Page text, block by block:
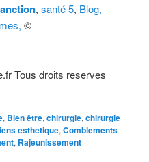
, santé 5, Blog,
©
Tous droits reserves
, Bien être,chirurgie,chirurgie
esthetique,Comblements
, Rajeunissement